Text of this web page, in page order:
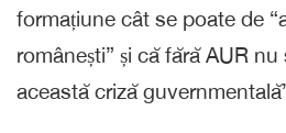
formațiune cât se poate de
românești” și că fără AUR
această criză